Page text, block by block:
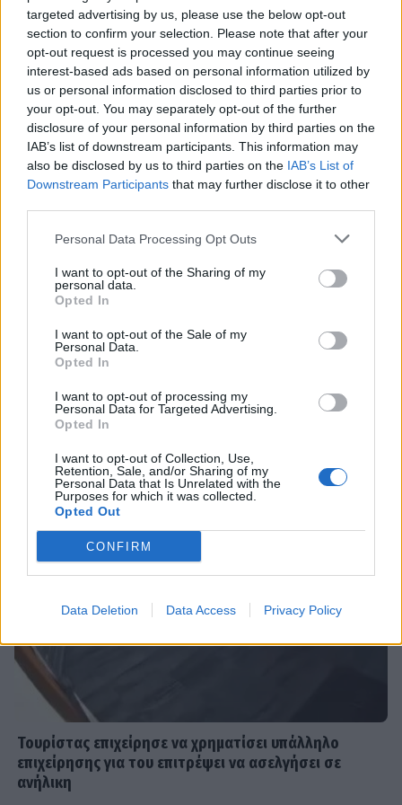
targeted advertising by us, please use the below opt-out
section to confirm your selection. Please note that after your
opt-out request is processed you may continue seeing
interest-based ads based on personal information utilized by
us or personal information disclosed to third parties prior to
your opt-out. You may separately opt-out of the further
disclosure of your personal information by third parties on the
IAB’s list of downstream participants. This information may
also be disclosed by us to third parties on the IAB’s List of
Downstream Participants that may further disclose it to other
Personal Data Processing Opt Outs
I want to opt-out of the Sharing of my
personal data.
Opted In
I want to opt-out of the Sale of my
Personal Data.
Opted In
I want to opt-out of processing my
Personal Data for Targeted Advertising.
Opted In
I want to opt-out of Collection, Use,
Retention, Sale, and/or Sharing of my
Personal Data that Is Unrelated with the
Purposes for which it was collected.
Opted Out
CONFIRM
Data Deletion Data Access Privacy Policy
Δανάη Μπάρκα: Η αποστομωτική
απάντηση με χιούμορ για το σχόλιο
περί πλαστικής στο Instagram
SHOWBIZ
Γιάννης Βαρδής: «Η αγάπη μας είναι
αδιαπραγμάτευτη και μεγαλώνει
κάθε χρόνο. Χρόνια πολλά μπαμπά.».
Μαριάννα Γεωργαντή: «Καλέ, τι
ωραίος που είναι ο Γιώργος
Μάχη για την πρωινή ζώνη τον
καναλιών και τα νούμερα
τηλεθέασης
SHOWBIZ
Καινούργιου - Κουτσουμπής: Ο
έρωτας, ο γάμος και το πρώτο
MEDIA
Ο Γιάννης Τσιμιτσέλης φέρνει την
απόλυτη ανατροπή με το «The Quiz
With Balls» στον ΣΚΑΪ
ΟΛΕΣ ΟΙ ΕΙΔΗΣΕΙΣ
DPG NETWORK
Τουρίστας επιχείρησε να χρηματίσει υπάλληλο
επιχείρησης για του επιτρέψει να ασελγήσει σε
ανήλικη